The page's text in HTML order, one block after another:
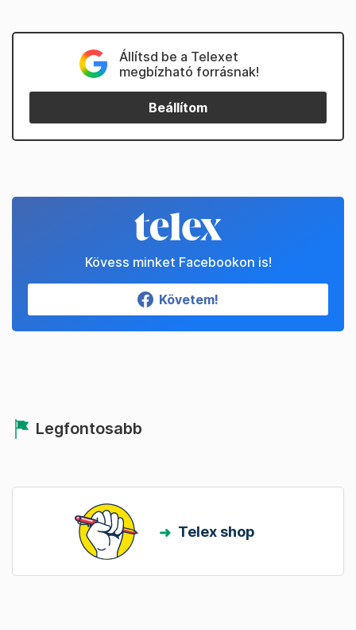
Állítsd be a Telexet
megbízható forrásnak!
Beállítom
Kövess minket Facebookon is!
Követem!
Legfontosabb
Telex shop